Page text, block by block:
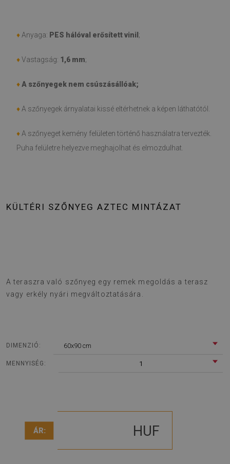
♦ Anyaga: PES hálóval erősített vinil ;
♦Vastagság: 1,6 mm;
♦A szőnyegek nem csúszásállóak;
♦ A szőnyegek árnyalatai kissé eltérhetnek a képen láthatótól.
♦ A szőnyeget kemény felületen történő használatra tervezték.
Puha felületre helyezve meghajolhat és elmozdulhat.
KÜLTÉRI SZŐNYEG AZTEC MINTÁZAT
A teraszra való szőnyeg egy remek megoldás a terasz
vagy erkély nyári megváltoztatására.
DIMENZIÓ: 60x90 cm
MENNYISÉG: 1
ÁR: HUF